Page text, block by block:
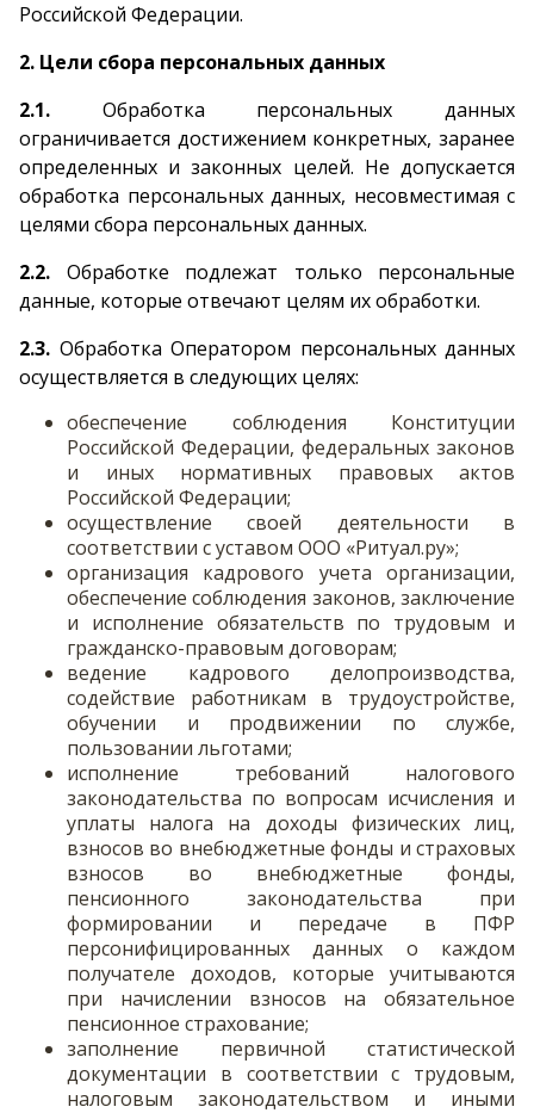
Российской Федерации.
2. Цели сбора персональных данных
2.1. Обработка персональных данных
ограничивается достижением конкретных, заранее
определенных и законных целей. Не допускается
обработка персональных данных, несовместимая с
целями сбора персональных данных.
2.2. Обработке подлежат только персональные
данные, которые отвечают целям их обработки.
2.3. Обработка Оператором персональных данных
осуществляется в следующих целях:
обеспечение соблюдения Конституции
Российской Федерации, федеральных законов
и иных нормативных правовых актов
Российской Федерации;
осуществление своей деятельности в
соответствии с уставом ООО «Ритуал.ру»;
организация кадрового учета организации,
обеспечение соблюдения законов, заключение
и исполнение обязательств по трудовым и
гражданско-правовым договорам;
ведение кадрового делопроизводства,
содействие работникам в трудоустройстве,
обучении и продвижении по службе,
пользовании льготами;
исполнение требований налогового
законодательства по вопросам исчисления и
уплаты налога на доходы физических лиц,
взносов во внебюджетные фонды и страховых
взносов во внебюджетные фонды,
пенсионного законодательства при
формировании и передаче в ПФР
персонифицированных данных о каждом
получателе доходов, которые учитываются
при начислении взносов на обязательное
пенсионное страхование;
заполнение первичной статистической
документации в соответствии с трудовым,
налоговым законодательством и иными